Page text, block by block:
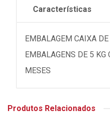
Características
EMBALAGEM CAIXA
EMBALAGENS DE 5 KG
MESES
Produtos Relacionados